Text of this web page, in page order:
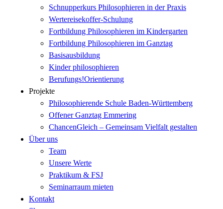
Schnupperkurs Philosophieren in der Praxis
Wertereisekoffer-Schulung
Fortbildung Philosophieren im Kindergarten
Fortbildung Philosophieren im Ganztag
Basisausbildung
Kinder philosophieren
Berufungs!Orientierung
Projekte
Philosophierende Schule Baden-Württemberg
Offener Ganztag Emmering
ChancenGleich – Gemeinsam Vielfalt gestalten
Über uns
Team
Unsere Werte
Praktikum & FSJ
Seminarraum mieten
Kontakt